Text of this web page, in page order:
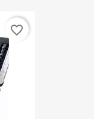
favorite_border